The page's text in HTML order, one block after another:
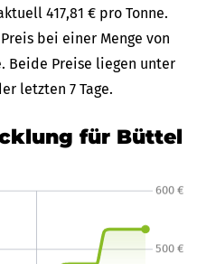
417,81 € pro Tonne.
bei einer Menge von
Beide Preise liegen unter
letzten 7 Tage.
für Büttel